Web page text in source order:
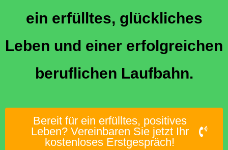
ein erfülltes, glückliches
Leben und einer erfolgreichen
beruflichen Laufbahn.
Bereit für ein erfülltes, positives
Leben? Vereinbaren Sie jetzt Ihr
kostenloses Erstgespräch!